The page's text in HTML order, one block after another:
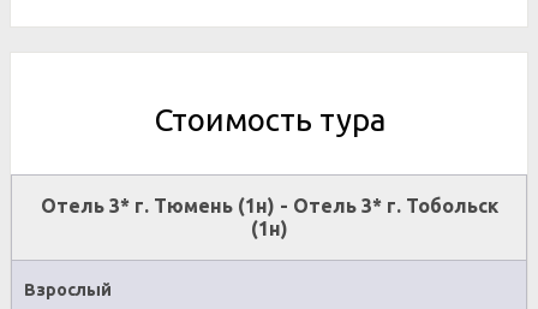
Стоимость тура
Отель 3* г. Тюмень (1н) - Отель 3* г. Тобольск
(1н)
Взрослый